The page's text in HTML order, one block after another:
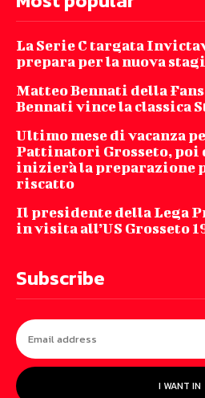
La Serie C targata
prepara per la nuova
Matteo Bennati della
Bennati vince la classica
Ultimo mese di vacanza
Pattinatori Grosseto, poi
inizierà la preparazione
riscatto
Il presidente della Lega
in visita all’US Grosseto
Subscribe
I WANT IN